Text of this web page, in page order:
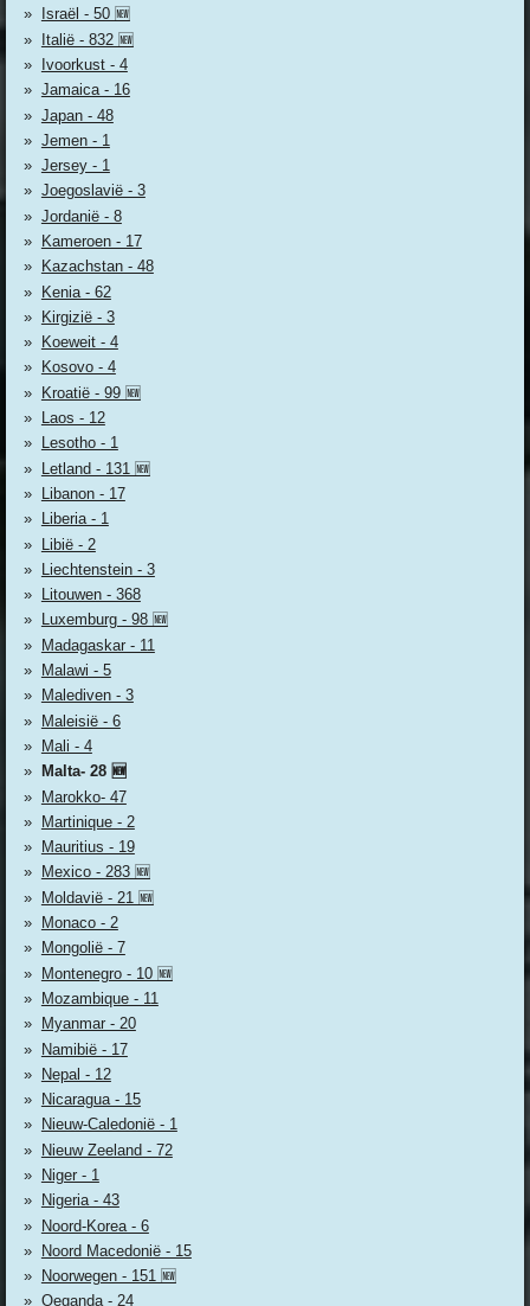
Israël - 50 🆕
Italië - 832 🆕
Ivoorkust - 4
Jamaica - 16
Japan - 48
Jemen - 1
Jersey - 1
Joegoslavië - 3
Jordanië - 8
Kameroen - 17
Kazachstan - 48
Kenia - 62
Kirgizië - 3
Koeweit - 4
Kosovo - 4
Kroatië - 99 🆕
Laos - 12
Lesotho - 1
Letland - 131 🆕
Libanon - 17
Liberia - 1
Libië - 2
Liechtenstein - 3
Litouwen - 368
Luxemburg - 98 🆕
Madagaskar - 11
Malawi - 5
Malediven - 3
Maleisië - 6
Mali - 4
Malta- 28 🆕
Marokko- 47
Martinique - 2
Mauritius - 19
Mexico - 283 🆕
Moldavië - 21 🆕
Monaco - 2
Mongolië - 7
Montenegro - 10 🆕
Mozambique - 11
Myanmar - 20
Namibië - 17
Nepal - 12
Nicaragua - 15
Nieuw-Caledonië - 1
Nieuw Zeeland - 72
Niger - 1
Nigeria - 43
Noord-Korea - 6
Noord Macedonië - 15
Noorwegen - 151 🆕
Oeganda - 24